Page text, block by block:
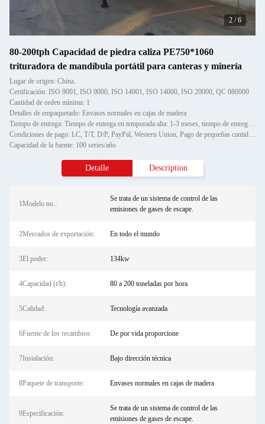
2 /6
80-200tph Capacidad de piedra caliza PE750*1060
trituradora de mandíbula portátil para canteras y minería
Lugar de origen: China.
Certificación: ISO 9001, ISO 9000, ISO 14001, ISO 14000, ISO 20000, QC 080000
Cantidad de orden mínima: 1
Detalles de empaquetado: Envases normales en cajas de madera
Tiempo de entrega: Tiempo de entrega en temporada alta: 1-3 meses, tiempo de entrega fuera de temporada: un mes
Condiciones de pago: LC, T/T, D/P, PayPal, Western Union, Pago de pequeñas cantidades, Gram de dinero
Capacidad de la fuente: 100 series/año
Detalle Description
1Modelo no.:
Se trata de un sistema de control de las
emisiones de gases de escape.
2Mercados de exportación: En todo el mundo
3El poder: 134kw
4Capacidad (t/h): 80 a 200 toneladas por hora
5Calidad: Tecnología avanzada
6Fuente de los recambios: De por vida proporcione
7Instalación: Bajo dirección técnica
8Paquete de transporte: Envases normales en cajas de madera
9Especificación:
Se trata de un sistema de control de las
emisiones de gases de escape.